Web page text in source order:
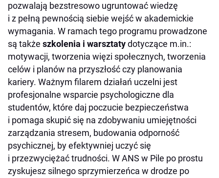
pozwalają bezstresowo ugruntować wiedzę
i z pełną pewnością siebie wejść w akademickie
wymagania. W ramach tego programu prowadzone
są także szkolenia i warsztatydotyczące m.in.:
motywacji, tworzenia więzi społecznych, tworzenia
celów i planów na przyszłość czy planowania
kariery. Ważnym filarem działań uczelni jest
profesjonalne wsparcie psychologiczne dla
studentów, które daj poczucie bezpieczeństwa
i pomaga skupić się na zdobywaniu umiejętności
zarządzania stresem, budowania odporność
psychicznej, by efektywniej uczyć się
i przezwyciężać trudności. W ANS w Pile po prostu
zyskujesz silnego sprzymierzeńca w drodze po